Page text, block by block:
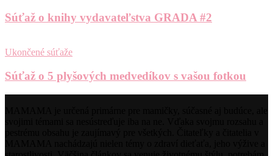
Súťaž o knihy vydavateľstva GRADA #2
Ukončené súťaže
Súťaž o 5 plyšových medvedíkov s vašou fotkou